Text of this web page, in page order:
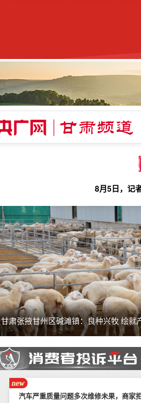
8月5日，记
甘肃张掖甘州区碱滩镇：良种兴牧 绘就
携程旅游APP非因消费者原因主票已退
附属票不退费。
举报镇江豪利汽车销售服务有限公司拒
退款
汽车严重质量问题多次维修未果，商家